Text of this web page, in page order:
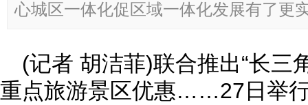
心城区一体化促区域一体化发展有了更
(记者 胡洁菲)联合推出“长三
重点旅游景区优惠……27日举